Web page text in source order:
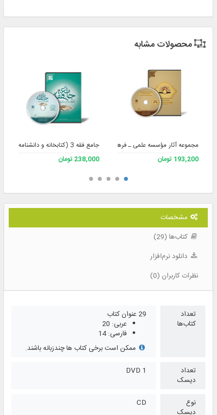
محصولات مشابه
مجموعه آثار مؤسسه علمی ـ فرهنگی دارالحدیث
193,200 تومان
جامع فقه 3 (کتابخانه و دانشنامه تخصصی فقه)
238,000 تومان
مشخصات
کتاب‌ها (29)
دانلود نرم‌افزار
نظرات کاربران (0)
تعداد
کتاب‌ها
29 عنوان کتاب
عربی: 20
فارسی: 14
ممکن است برخی کتاب ها چندزبانه باشند.
تعداد
دیسک
1 DVD
نوع
CD